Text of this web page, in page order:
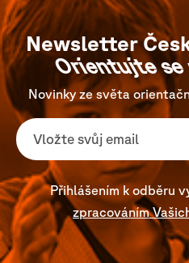
Newsletter
Orientujte se
Novinky ze světa
Přihlášením k odběru
zpracováním